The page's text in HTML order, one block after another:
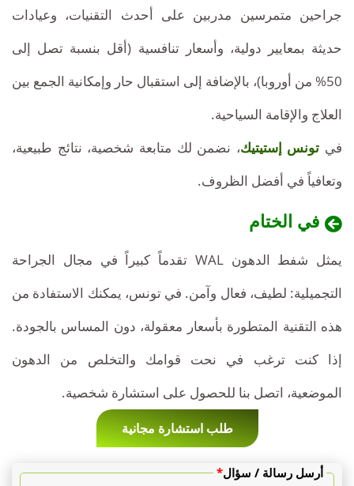
جراحين متمرسين مدربين على أحدث التقنيات، وعيادات
حديثة بمعايير دولية، وأسعار تنافسية (أقل بنسبة تصل إلى
50% من أوروبا)، بالإضافة إلى استقبال حار وإمكانية الجمع بين
العلاج والإقامة السياحية.
في تونس إستيتيك، نضمن لك متابعة شخصية، نتائج طبيعية،
وتعافياً في أفضل الظروف.
كم
شفط
الدهون
WAL
تونس؟
يختلف
سعر
شفط
الدهون
WAL
حسب
في الختام
يمثل شفط الدهون WAL تقدماً كبيراً في مجال الجراحة
التجميلية: لطيف، فعال وآمن. في تونس، يمكنك الاستفادة من
هذه التقنية المتطورة بأسعار معقولة، دون المساس بالجودة.
إذا كنت ترغب في نحت قوامك والتخلص من الدهون
الموضعية، اتصل بنا للحصول على استشارة شخصية.
طلب استشارة مجانية
أرسل رسالة / سؤال*